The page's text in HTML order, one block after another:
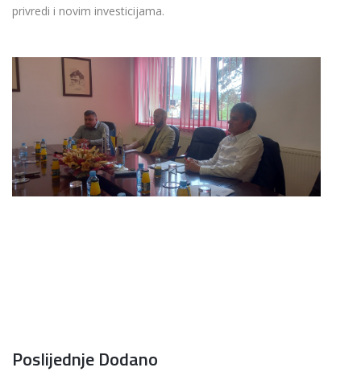
privredi i novim investicijama.
Poslijednje Dodano